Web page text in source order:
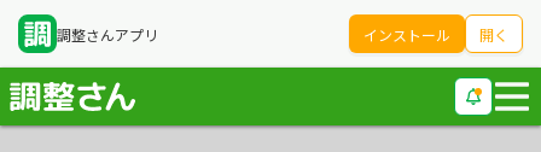
調整さんアプリ インストール 開く